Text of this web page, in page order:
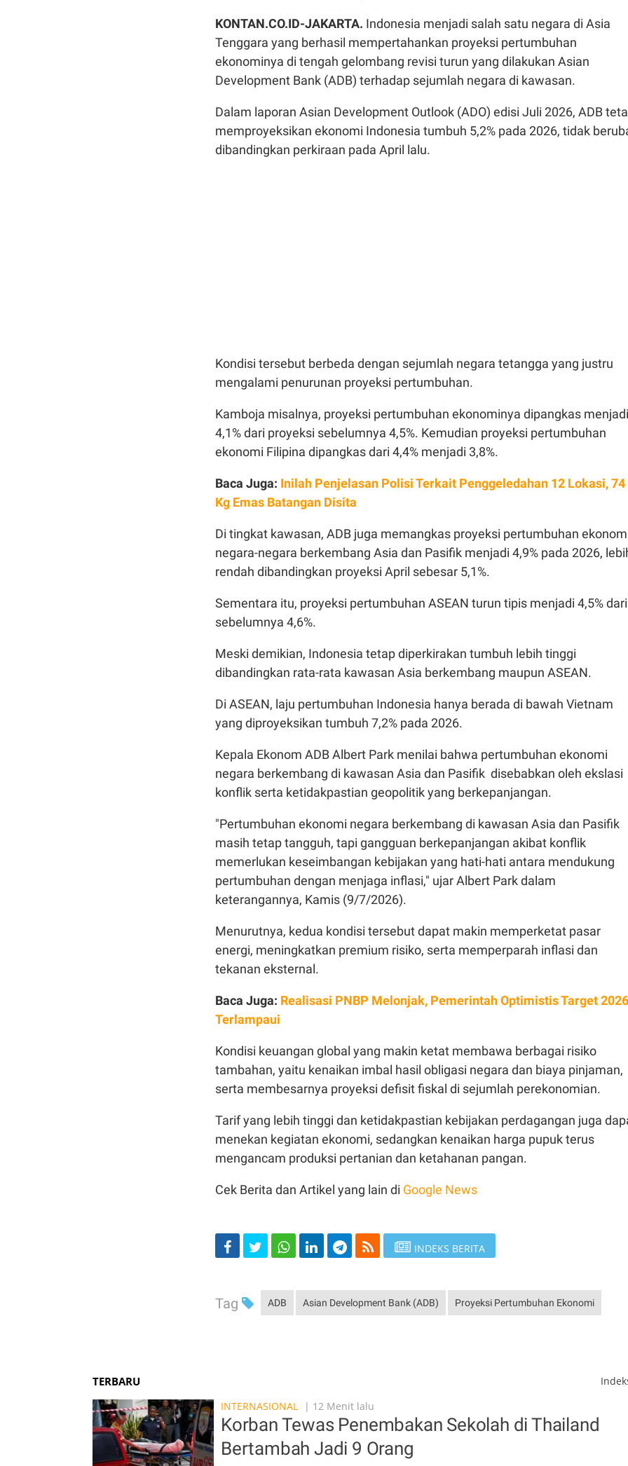
KONTAN.CO.ID-JAKARTA. Indonesia menjadi salah satu negara di Asia
Tenggara yang berhasil mempertahankan proyeksi pertumbuhan
ekonominya di tengah gelombang revisi turun yang dilakukan Asian
Development Bank (ADB) terhadap sejumlah negara di kawasan.
Dalam laporan Asian Development Outlook (ADO) edisi Juli 2026, ADB
memproyeksikan ekonomi Indonesia tumbuh 5,2% pada 2026, tidak
dibandingkan perkiraan pada April lalu.
Kondisi tersebut berbeda dengan sejumlah negara tetangga yang justru
mengalami penurunan proyeksi pertumbuhan.
Kamboja misalnya, proyeksi pertumbuhan ekonominya dipangkas menjadi
4,1% dari proyeksi sebelumnya 4,5%. Kemudian proyeksi pertumbuhan
ekonomi Filipina dipangkas dari 4,4% menjadi 3,8%.
Baca Juga: Inilah Penjelasan Polisi Terkait Penggeledahan 12 Lokasi, 74
Kg Emas Batangan Disita
Di tingkat kawasan, ADB juga memangkas proyeksi pertumbuhan
negara-negara berkembang Asia dan Pasifik menjadi 4,9% pada 2026,
rendah dibandingkan proyeksi April sebesar 5,1%.
Sementara itu, proyeksi pertumbuhan ASEAN turun tipis menjadi 4,5% dari
sebelumnya 4,6%.
Meski demikian, Indonesia tetap diperkirakan tumbuh lebih tinggi
dibandingkan rata-rata kawasan Asia berkembang maupun ASEAN.
Di ASEAN, laju pertumbuhan Indonesia hanya berada di bawah Vietnam
yang diproyeksikan tumbuh 7,2% pada 2026.
Kepala Ekonom ADB Albert Park menilai bahwa pertumbuhan ekonomi
negara berkembang di kawasan Asia dan Pasifik disebabkan oleh ekslasi
konflik serta ketidakpastian geopolitik yang berkepanjangan.
"Pertumbuhan ekonomi negara berkembang di kawasan Asia dan Pasifik
masih tetap tangguh, tapi gangguan berkepanjangan akibat konflik
memerlukan keseimbangan kebijakan yang hati-hati antara mendukung
pertumbuhan dengan menjaga inflasi," ujar Albert Park dalam
keterangannya, Kamis (9/7/2026).
Menurutnya, kedua kondisi tersebut dapat makin memperketat pasar
energi, meningkatkan premium risiko, serta memperparah inflasi dan
tekanan eksternal.
Baca Juga: Realisasi PNBP Melonjak, Pemerintah Optimistis Target 2026
Terlampaui
Kondisi keuangan global yang makin ketat membawa berbagai risiko
tambahan, yaitu kenaikan imbal hasil obligasi negara dan biaya pinjaman,
serta membesarnya proyeksi defisit fiskal di sejumlah perekonomian.
Tarif yang lebih tinggi dan ketidakpastian kebijakan perdagangan juga
menekan kegiatan ekonomi, sedangkan kenaikan harga pupuk terus
mengancam produksi pertanian dan ketahanan pangan.
Cek Berita dan Artikel yang lain di Google News
INDEKS BERITA
Tag ADB Asian Development Bank (ADB) Proyeksi Pertumbuhan Ekonomi
TERBARU
INTERNASIONAL
| 12 Menit lalu
Korban Tewas Penembakan Sekolah di Thailand
Bertambah Jadi 9 Orang